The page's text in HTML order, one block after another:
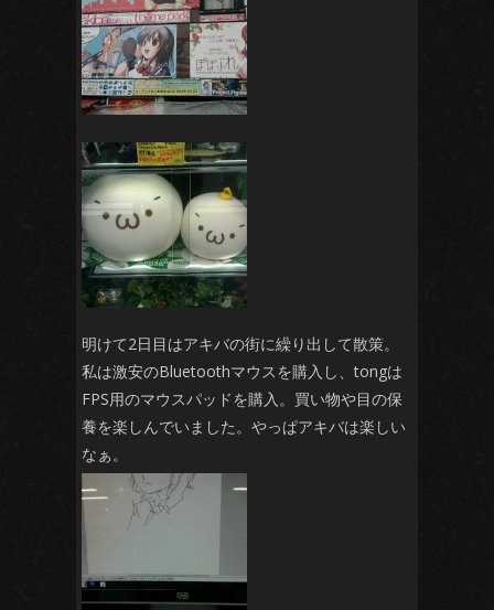
明けて2日目はアキバの街に繰り出して散策。
私は激安のBluetoothマウスを購入し、tongは
FPS用のマウスパッドを購入。買い物や目の保
養を楽しんでいました。やっぱアキバは楽しい
なぁ。